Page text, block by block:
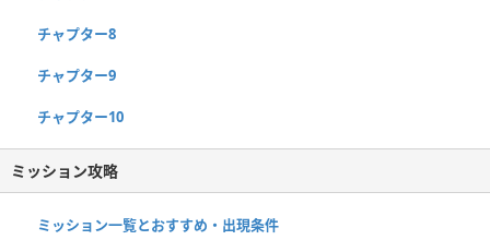
チャプター8
チャプター9
チャプター10
ミッション攻略
ミッション一覧とおすすめ・出現条件